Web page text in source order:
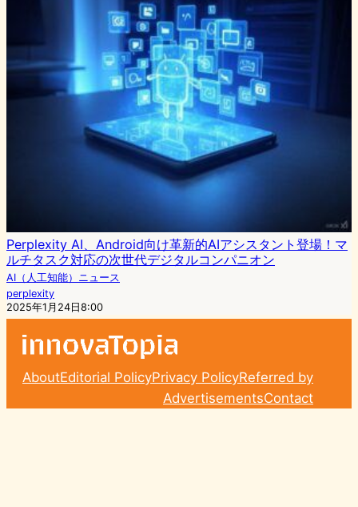
Perplexity AI、Android向け革新的AIアシスタント登場！マ
ルチタスク対応の次世代デジタルコンパニオン
AI（人工知能）ニュース
perplexity
2025年1月24日8:00
AboutEditorial PolicyPrivacy PolicyReferred by
AdvertisementsContact